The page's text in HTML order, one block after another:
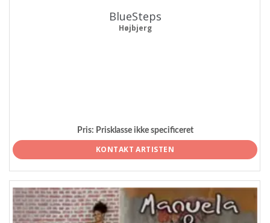
BlueSteps
Højbjerg
Pris: Prisklasse ikke specificeret
KONTAKT ARTISTEN